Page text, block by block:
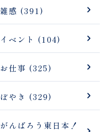
雑感 (391)
イベント (104)
お仕事 (325)
ぼやき (329)
がんばろう東日本！